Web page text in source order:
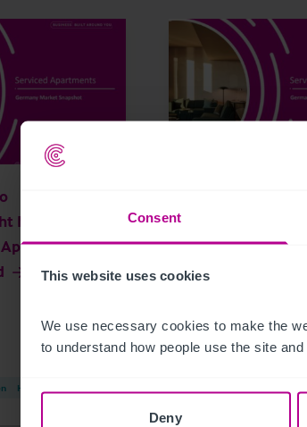
Consent
This website uses cookies
We use necessary cookies to make the
to understand how people use the site
Deny
Marktstudie
in
Hotels